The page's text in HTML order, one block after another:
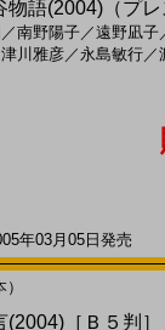
物語(2004)（プ
／南野陽子／遠野凪子
津川雅彦／永島敏行／
年03月05日発売
(2004)［Ｂ５判］